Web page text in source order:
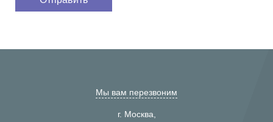
Мы вам перезвоним
г. Москва,